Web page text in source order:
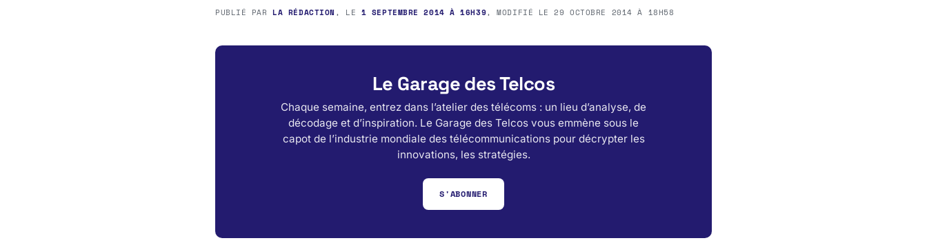
PUBLIÉ PAR LA RÉDACTION , LE 1 SEPTEMBRE 2014 À 16H39, MODIFIÉ LE29 OCTOBRE 2014 À 18H58
Le Garage des Telcos
Chaque semaine, entrez dans l’atelier des télécoms : un lieu d’analyse, de
décodage et d’inspiration. Le Garage des Telcos vous emmène sous le
capot de l’industrie mondiale des télécommunications pour décrypter les
innovations, les stratégies.
S'ABONNER